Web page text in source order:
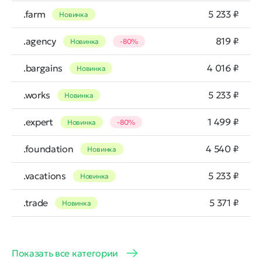
.farm Новинка 5 233 ₽
.agency Новинка -80% 819 ₽
.bargains Новинка 4 016 ₽
.works Новинка 5 233 ₽
.expert Новинка -80% 1 499 ₽
.foundation Новинка 4 540 ₽
.vacations Новинка 5 233 ₽
.trade Новинка 5 371 ₽
Показать все категории